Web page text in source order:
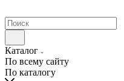
Каталог
По всему сайту
По каталогу